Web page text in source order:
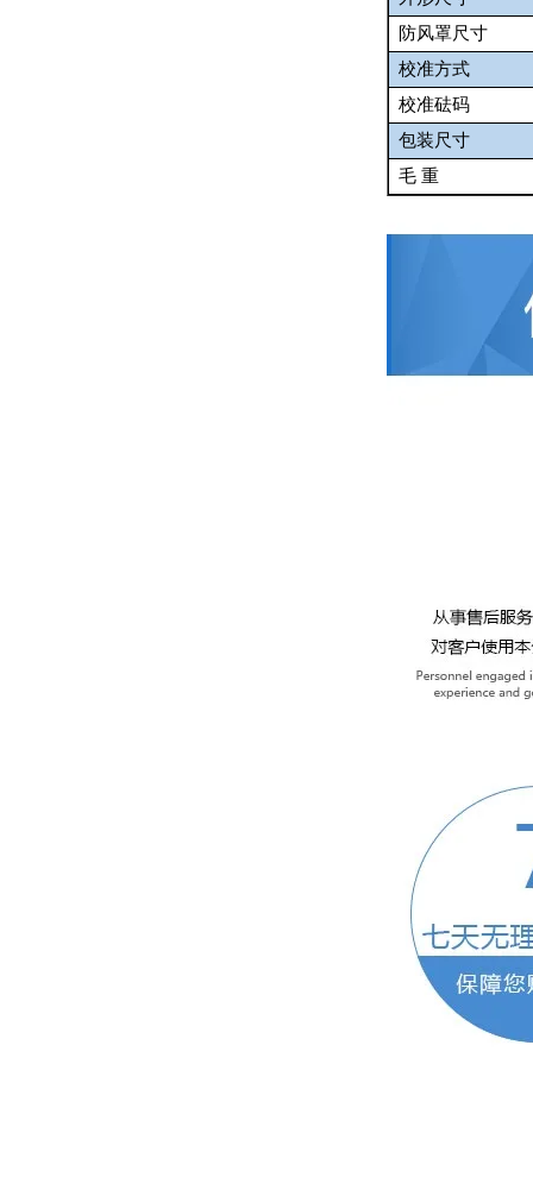
防风罩尺寸
校准方式
校准砝码
包装尺寸
毛 重